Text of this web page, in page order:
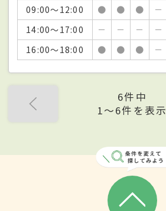
09:00～12:00
● ● ● －
14:00～17:00
－ － － －
16:00～18:00
● ● ● －
6件中
1〜6件を表示